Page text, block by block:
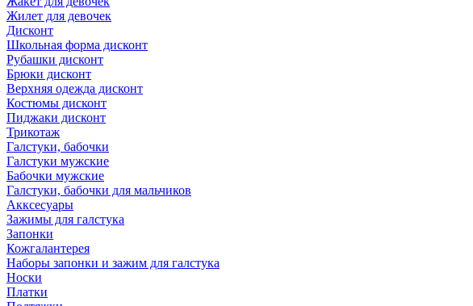
Жилет для девочек
Дисконт
Школьная форма дисконт
Рубашки дисконт
Брюки дисконт
Верхняя одежда дисконт
Костюмы дисконт
Пиджаки дисконт
Трикотаж
Галстуки, бабочки
Галстуки мужские
Бабочки мужские
Галстуки, бабочки для мальчиков
Акксесуары
Зажимы для галстука
Запонки
Кожгалантерея
Наборы запонки и зажим для галстука
Носки
Платки